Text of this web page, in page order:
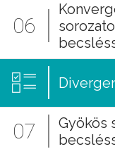
06
07
Gyökös